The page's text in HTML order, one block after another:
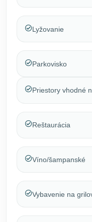
Lyžovanie
Parkovisko
Priestory vhodné
Reštaurácia
Víno/šampanské
Vybavenie na